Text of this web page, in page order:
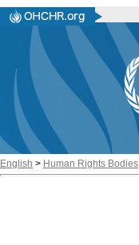
English > Human Rights Bodies